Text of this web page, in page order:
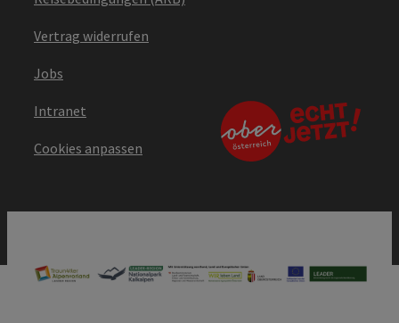
Vertrag widerrufen
Jobs
Intranet
Cookies anpassen